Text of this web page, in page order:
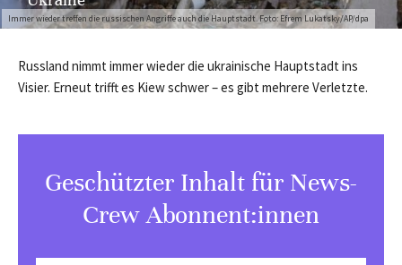
Immer wieder treffen die russischen Angriffe auch die Hauptstadt. Foto: Efrem Lukatsky/AP/dpa
Russland nimmt immer wieder die ukrainische Hauptstadt ins
Visier. Erneut trifft es Kiew schwer – es gibt mehrere Verletzte.
Geschützter Inhalt für News-
Crew Abonnent:innen